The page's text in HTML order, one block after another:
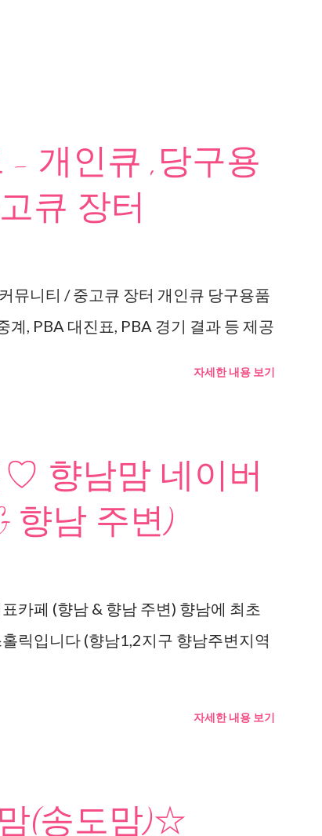
- 개인큐 ,당구용
큐 장터
뮤니티 / 중고큐 장터 개인큐 당구용품
, PBA 대진표, PBA 경기 결과 등 제공
자세한 내용 보기
향남맘 네이버
향남 주변)
카페 (향남 & 향남 주변) 향남에 최초
릭입니다 (향남1,2지구 향남주변지역
자세한 내용 보기
(송도맘)☆